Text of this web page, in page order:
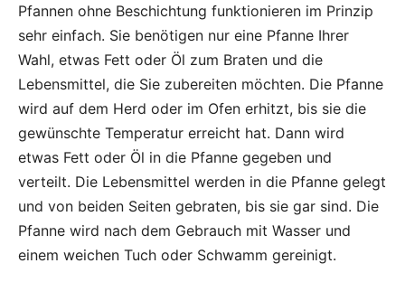
Pfannen ohne Beschichtung funktionieren im Prinzip
sehr einfach. Sie benötigen nur eine Pfanne Ihrer
Wahl, etwas Fett oder Öl zum Braten und die
Lebensmittel, die Sie zubereiten möchten. Die Pfanne
wird auf dem Herd oder im Ofen erhitzt, bis sie die
gewünschte Temperatur erreicht hat. Dann wird
etwas Fett oder Öl in die Pfanne gegeben und
verteilt. Die Lebensmittel werden in die Pfanne gelegt
und von beiden Seiten gebraten, bis sie gar sind. Die
Pfanne wird nach dem Gebrauch mit Wasser und
einem weichen Tuch oder Schwamm gereinigt.